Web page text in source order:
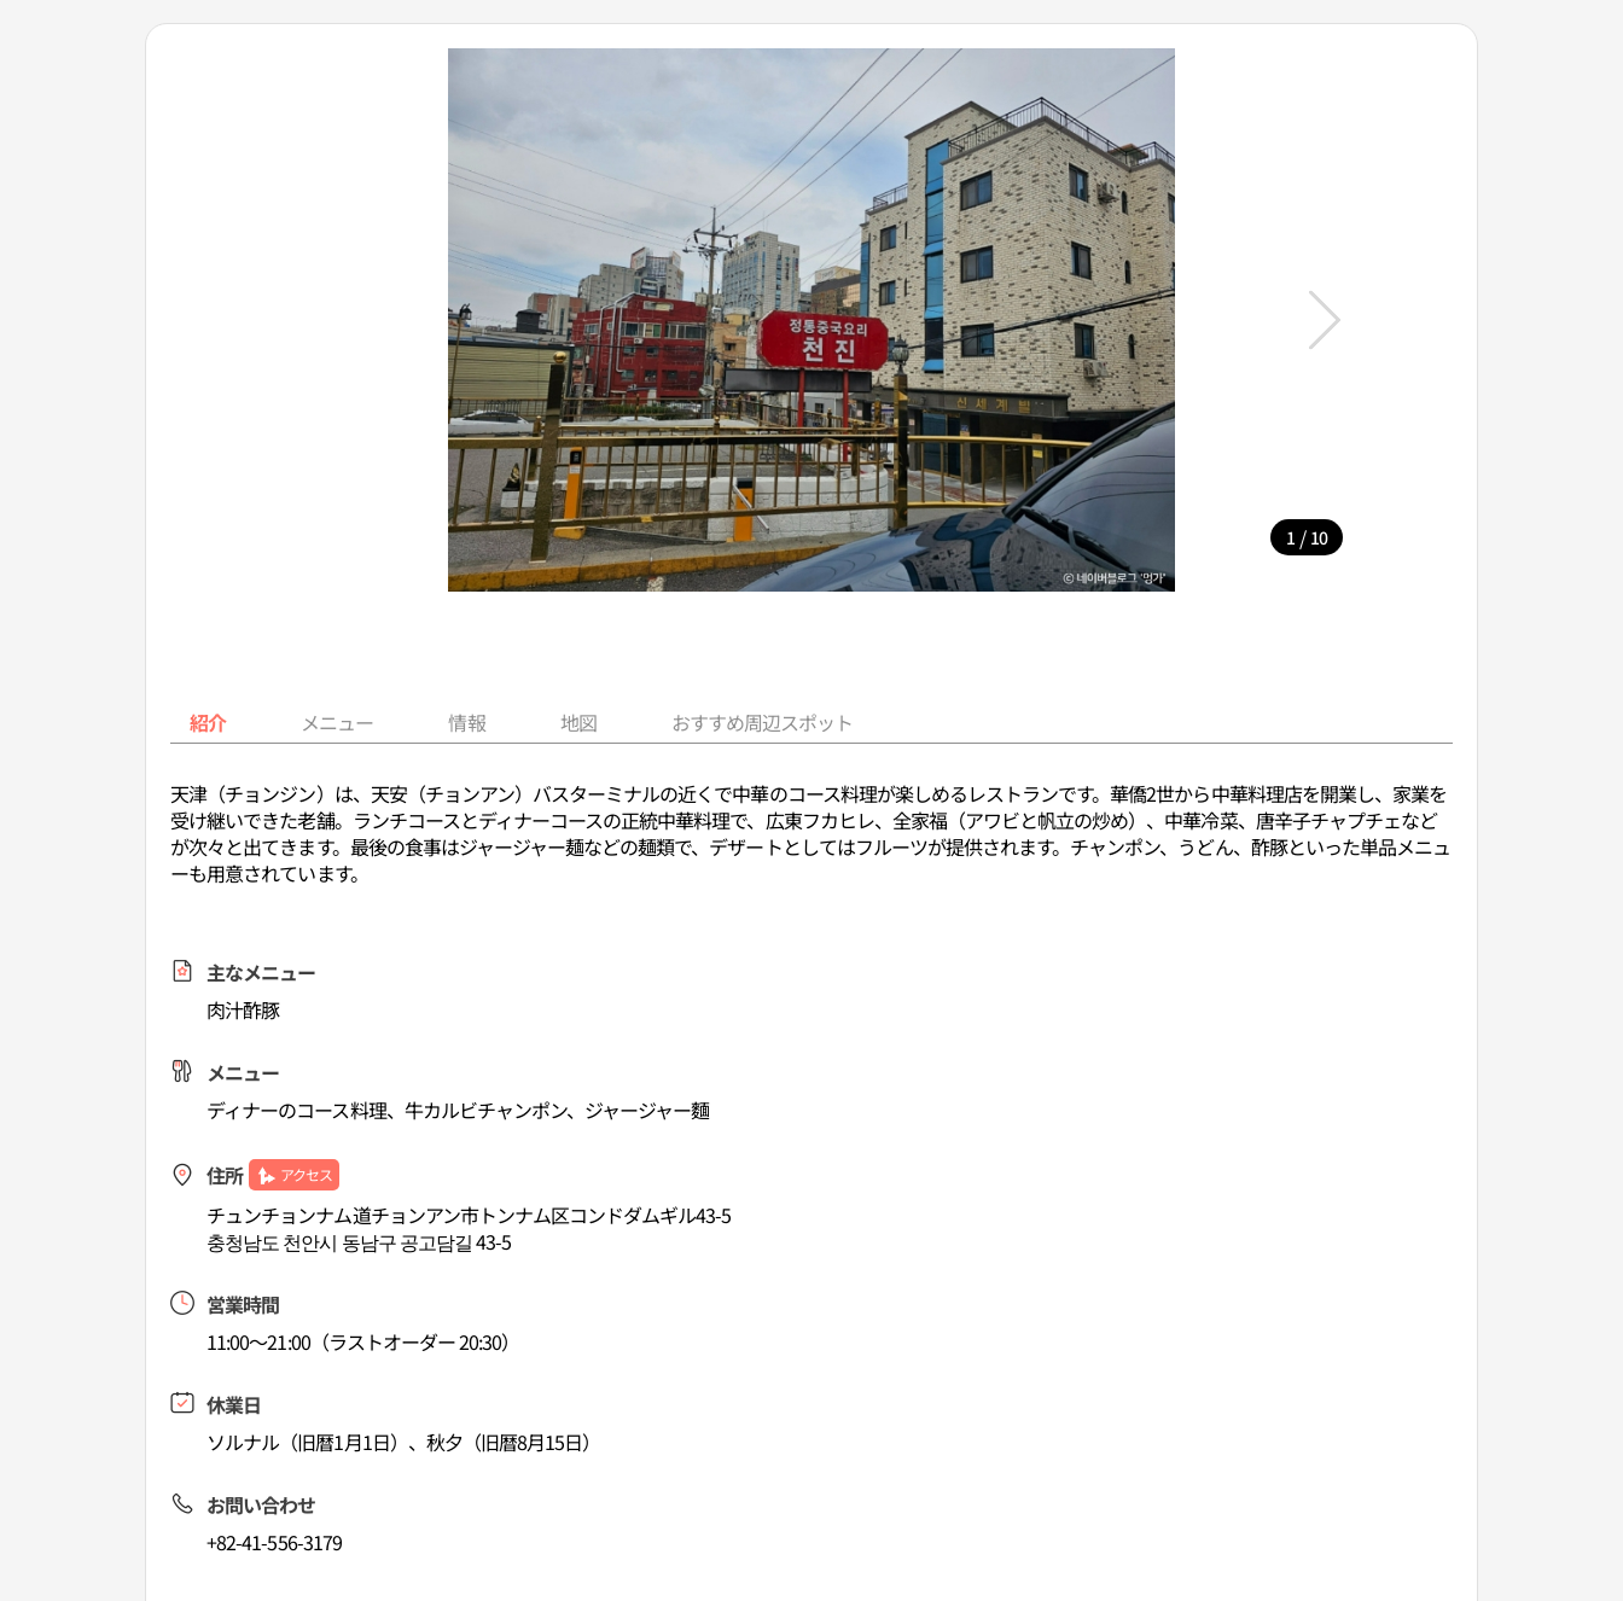
1 / 10
紹介 メニュー 情報 地図 おすすめ周辺スポット
天津（チョンジン）は、天安（チョンアン）バスターミナルの近くで中華のコース料理が楽しめるレストランです。華僑2世から中華料理店を開業し、家業を
受け継いできた老舗。ランチコースとディナーコースの正統中華料理で、広東フカヒレ、全家福（アワビと帆立の炒め）、中華冷菜、唐辛子チャプチェなど
が次々と出てきます。最後の食事はジャージャー麺などの麺類で、デザートとしてはフルーツが提供されます。チャンポン、うどん、酢豚といった単品メニュ
ーも用意されています。
主なメニュー
肉汁酢豚
メニュー
ディナーのコース料理、牛カルビチャンポン、ジャージャー麵
住所 アクセス
チュンチョンナム道チョンアン市トンナム区コンドダムギル43-5
충청남도 천안시 동남구 공고담길 43-5
営業時間
11:00～21:00（ラストオーダー 20:30）
休業日
ソルナル（旧暦1月1日）、秋夕（旧暦8月15日）
お問い合わせ
+82-41-556-3179